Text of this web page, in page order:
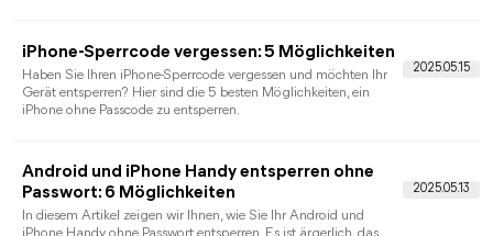
Methoden – von iTunes und iCloud bis hin zum
Wiederherstellungsmodus – sowie wichtiger Hinweise zur
Sperre.
iPhone Touchscreen reagiert nicht
entsperren: 7 Lösungen
iPhone Touchscreen reagiert nicht entsperren? Keine Sorge,